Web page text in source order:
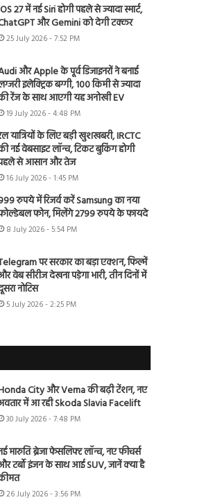
27 में नई Siri होगी पहले से ज्यादा स्मार्ट,
और Gemini को देगी टक्कर
25 July 2026 - 7:52 PM
और Apple के पूर्व डिजाइनरों ने बनाई
इलेक्ट्रिक बग्गी, 100 किमी से ज्यादा
रेंज के साथ आएगी यह अनोखी EV
19 July 2026 - 4:48 PM
यात्रियों के लिए बड़ी खुशखबरी, IRCTC
नई वेबसाइट लॉन्च, टिकट बुकिंग होगी
से आसान और तेज
16 July 2026 - 1:45 PM
रुपये में रिजर्व करें Samsung का नया
फोन, मिलेंगे 2799 रुपये के फायदे
8 July 2026 - 5:54 PM
पर सरकार का बड़ा एक्शन, फिल्में
वेब सीरीज देखना पड़ेगा भारी, तीन दिनों में
नोटिस
5 July 2026 - 2:25 PM
City और Verna की बढ़ी टेंशन, नए
में आ रही Skoda Slavia Facelift
30 July 2026 - 7:48 PM
मारुति ब्रेजा फेसलिफ्ट लॉन्च, नए फीचर्स
टर्बो इंजन के साथ आई SUV, जानें क्या है
26 July 2026 - 3:56 PM